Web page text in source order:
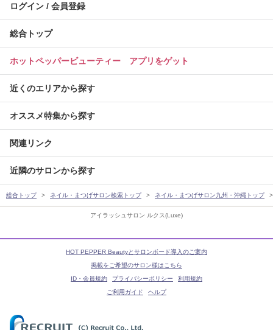
アイラッシュサロン ルクス(Luxe)
ログイン / 会員登録
総合トップ
ホットペッパービューティー アプリをゲット
近くのエリアから探す
オススメ特集から探す
関連リンク
近隣のサロンから探す
総合トップ ネイル・まつげサロン検索トップ ネイル・まつげサロン九州・沖縄トップ
HOT PEPPER Beautyとサロンボード導入のご案内
掲載をご希望のサロン様はこちら
ID・会員規約
プライバシーポリシー
利用規約
ご利用ガイド
ヘルプ